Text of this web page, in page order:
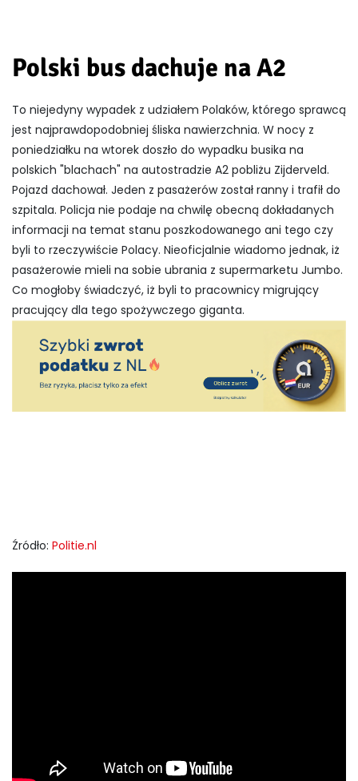
Polski bus dachuje na A2
To niejedyny wypadek z udziałem Polaków, którego sprawcą
jest najprawdopodobniej śliska nawierzchnia. W nocy z
poniedziałku na wtorek doszło do wypadku busika na
polskich "blachach" na autostradzie A2 pobliżu Zijderveld.
Pojazd dachował. Jeden z pasażerów został ranny i trafił do
szpitala. Policja nie podaje na chwilę obecną dokładanych
informacji na temat stanu poszkodowanego ani tego czy
byli to rzeczywiście Polacy. Nieoficjalnie wiadomo jednak, iż
pasażerowie mieli na sobie ubrania z supermarketu Jumbo.
Co mogłoby świadczyć, iż byli to pracownicy migrujący
pracujący dla tego spożywczego giganta.
Źródło: Politie.nl